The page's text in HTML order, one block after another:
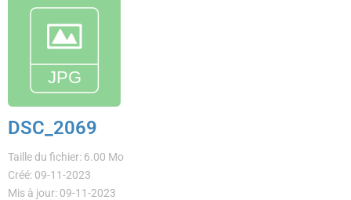
DSC_2069
Taille du fichier: 6.00 Mo
Créé: 09-11-2023
Mis à jour: 09-11-2023